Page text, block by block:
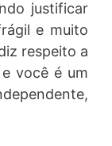
justificar
e muito
respeito a
você é um